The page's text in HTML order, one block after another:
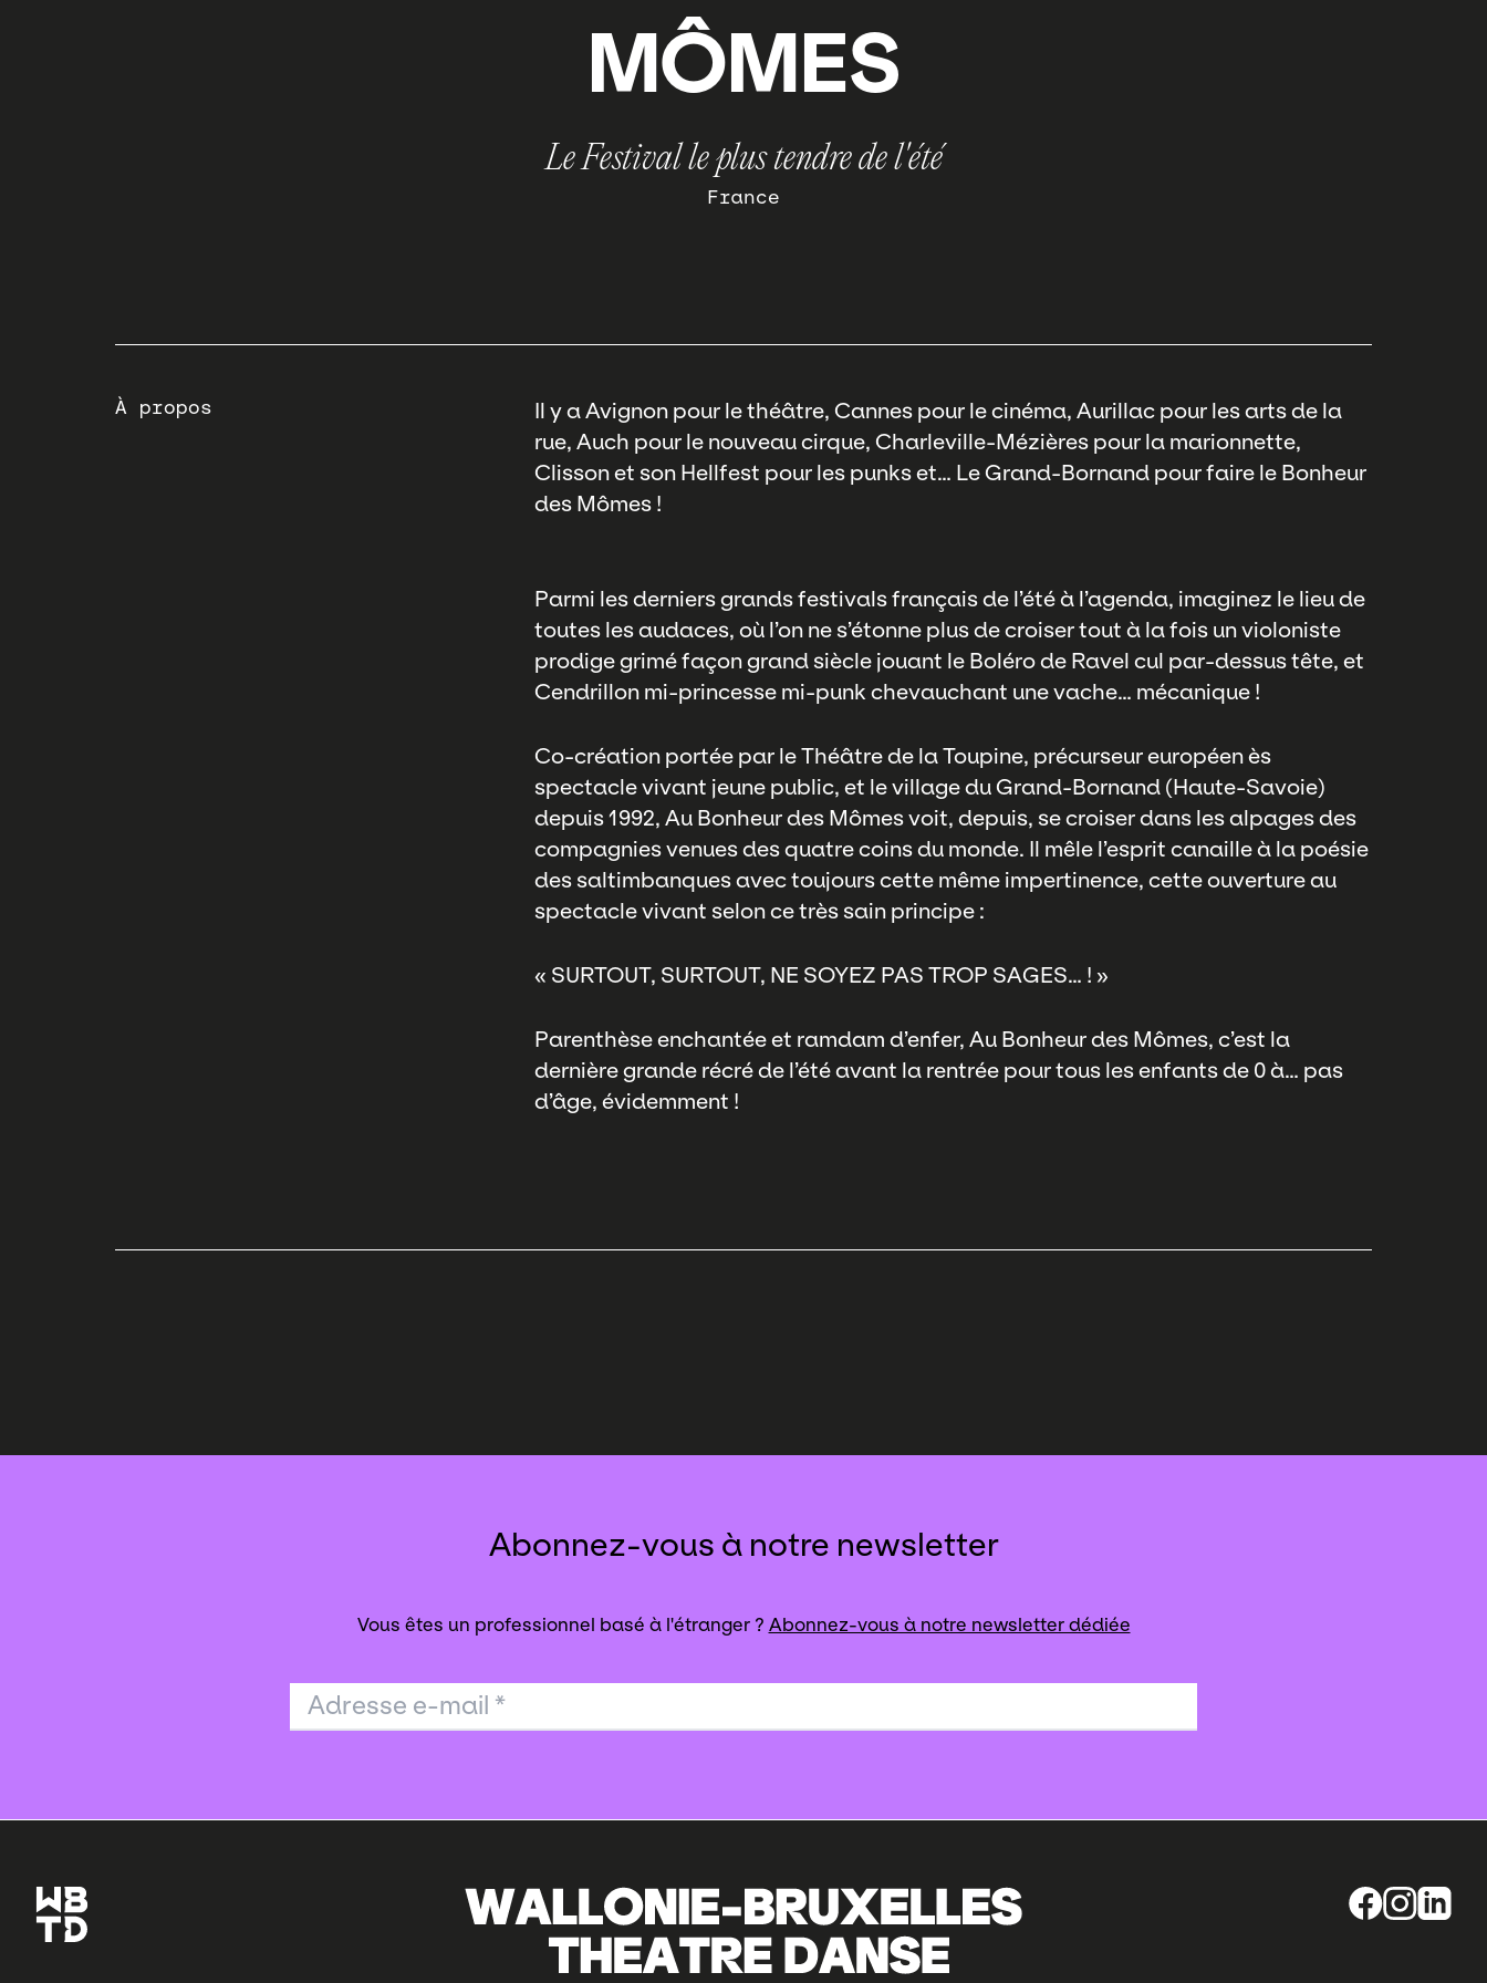
MÔMES
Le Festival le plus tendre de l'été
France
À propos
Il y a Avignon pour le théâtre, Cannes pour le cinéma, Aurillac pour les arts de la
rue, Auch pour le nouveau cirque, Charleville-Mézières pour la marionnette,
Clisson et son Hellfest pour les punks et… Le Grand-Bornand pour faire le Bonheur
des Mômes !
Parmi les derniers grands festivals français de l’été à l’agenda, imaginez le lieu de
toutes les audaces, où l’on ne s’étonne plus de croiser tout à la fois un violoniste
prodige grimé façon grand siècle jouant le Boléro de Ravel cul par-dessus tête, et
Cendrillon mi-princesse mi-punk chevauchant une vache… mécanique !
Co-création portée par le Théâtre de la Toupine, précurseur européen ès
spectacle vivant jeune public, et le village du Grand-Bornand (Haute-Savoie)
depuis 1992, Au Bonheur des Mômes voit, depuis, se croiser dans les alpages des
compagnies venues des quatre coins du monde. Il mêle l’esprit canaille à la poésie
des saltimbanques avec toujours cette même impertinence, cette ouverture au
spectacle vivant selon ce très sain principe :
« SURTOUT, SURTOUT, NE SOYEZ PAS TROP SAGES… ! »
Parenthèse enchantée et ramdam d’enfer, Au Bonheur des Mômes, c’est la
dernière grande récré de l’été avant la rentrée pour tous les enfants de 0 à… pas
d’âge, évidemment !
Abonnez-vous à notre newsletter
Vous êtes un professionnel basé à l'étranger ? Abonnez-vous à notre newsletter dédiée
Adresse e-mail *